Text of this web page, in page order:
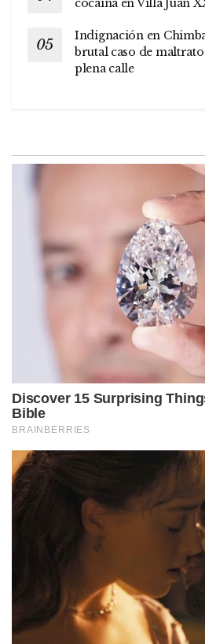
cocaína en Villa Juan
Indignación en
brutal caso de
plena calle